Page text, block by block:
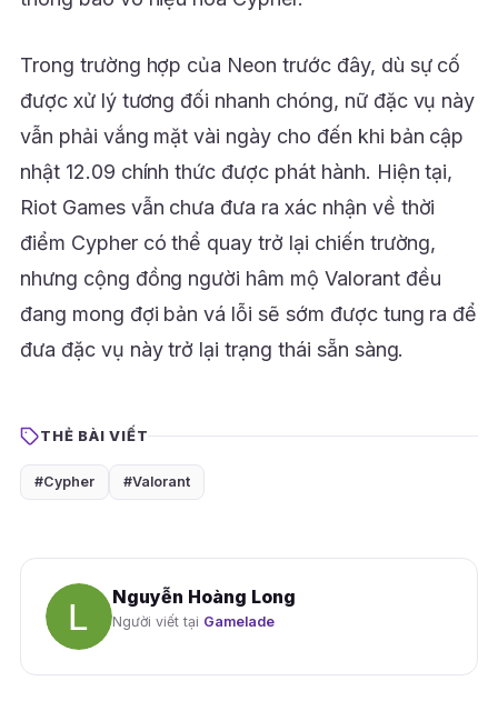
Trong trường hợp của Neon trước đây, dù sự cố
được xử lý tương đối nhanh chóng, nữ đặc vụ này
vẫn phải vắng mặt vài ngày cho đến khi bản cập
nhật 12.09 chính thức được phát hành. Hiện tại,
Riot Games vẫn chưa đưa ra xác nhận về thời
điểm Cypher có thể quay trở lại chiến trường,
nhưng cộng đồng người hâm mộ Valorant đều
đang mong đợi bản vá lỗi sẽ sớm được tung ra để
đưa đặc vụ này trở lại trạng thái sẵn sàng.
THẺ BÀI VIẾT
#Cypher #Valorant
Nguyễn Hoàng Long
Người viết tại Gamelade